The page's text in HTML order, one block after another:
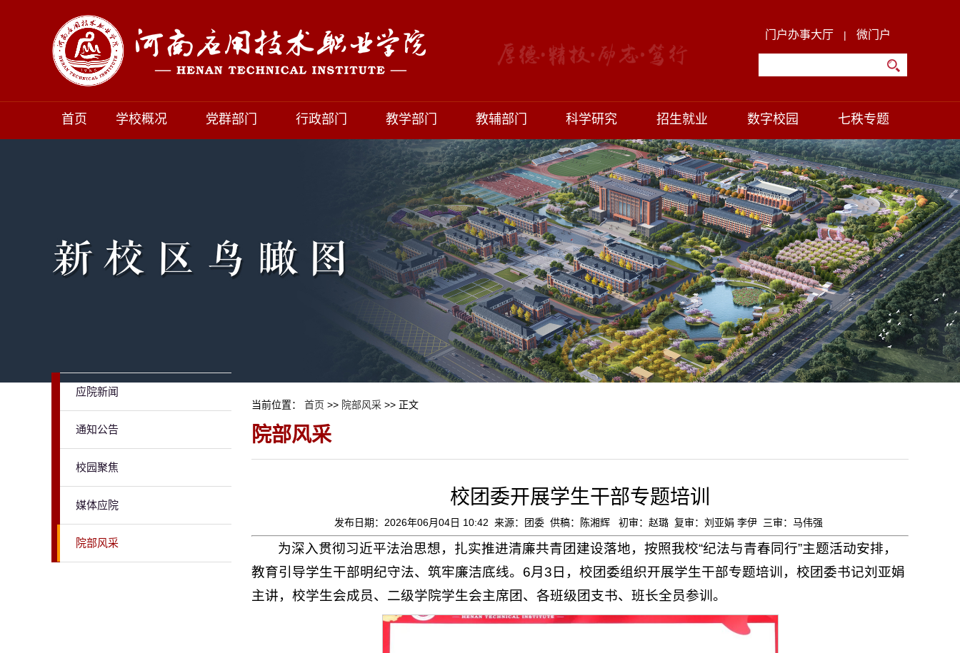
门户办事大厅 | 微门户
首页 学校概况 党群部门 行政部门 教学部门 教辅部门 科学研究 招生就业 数字校园 七秩专题
应院新闻
通知公告
校园聚焦
媒体应院
院部风采
当前位置： 首页 >> 院部风采 >> 正文
院部风采
校团委开展学生干部专题培训
发布日期：2026年06月04日 10:42 来源：团委 供稿：陈湘辉 初审：赵璐 复审：刘亚娟 李伊 三审：马伟强
为深入贯彻习近平法治思想，扎实推进清廉共青团建设落地，按照我校“纪法与青春同行”主题活动安排，
教育引导学生干部明纪守法、筑牢廉洁底线。6月3日，校团委组织开展学生干部专题培训，校团委书记刘亚娟
主讲，校学生会成员、二级学院学生会主席团、各班级团支书、班长全员参训。